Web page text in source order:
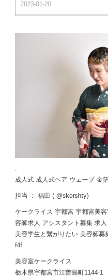
2023-01-20
.
成人式 成人式ヘア ウェーブ 金
担当 ： 福田 ( @skershty)
ケークライス 宇都宮 宇都宮美
容師求人 アシスタント募集 求
美容学生と繋がりたい 美容師
f4f
美容室ケークライス
栃木県宇都宮市江曽島町1144-1